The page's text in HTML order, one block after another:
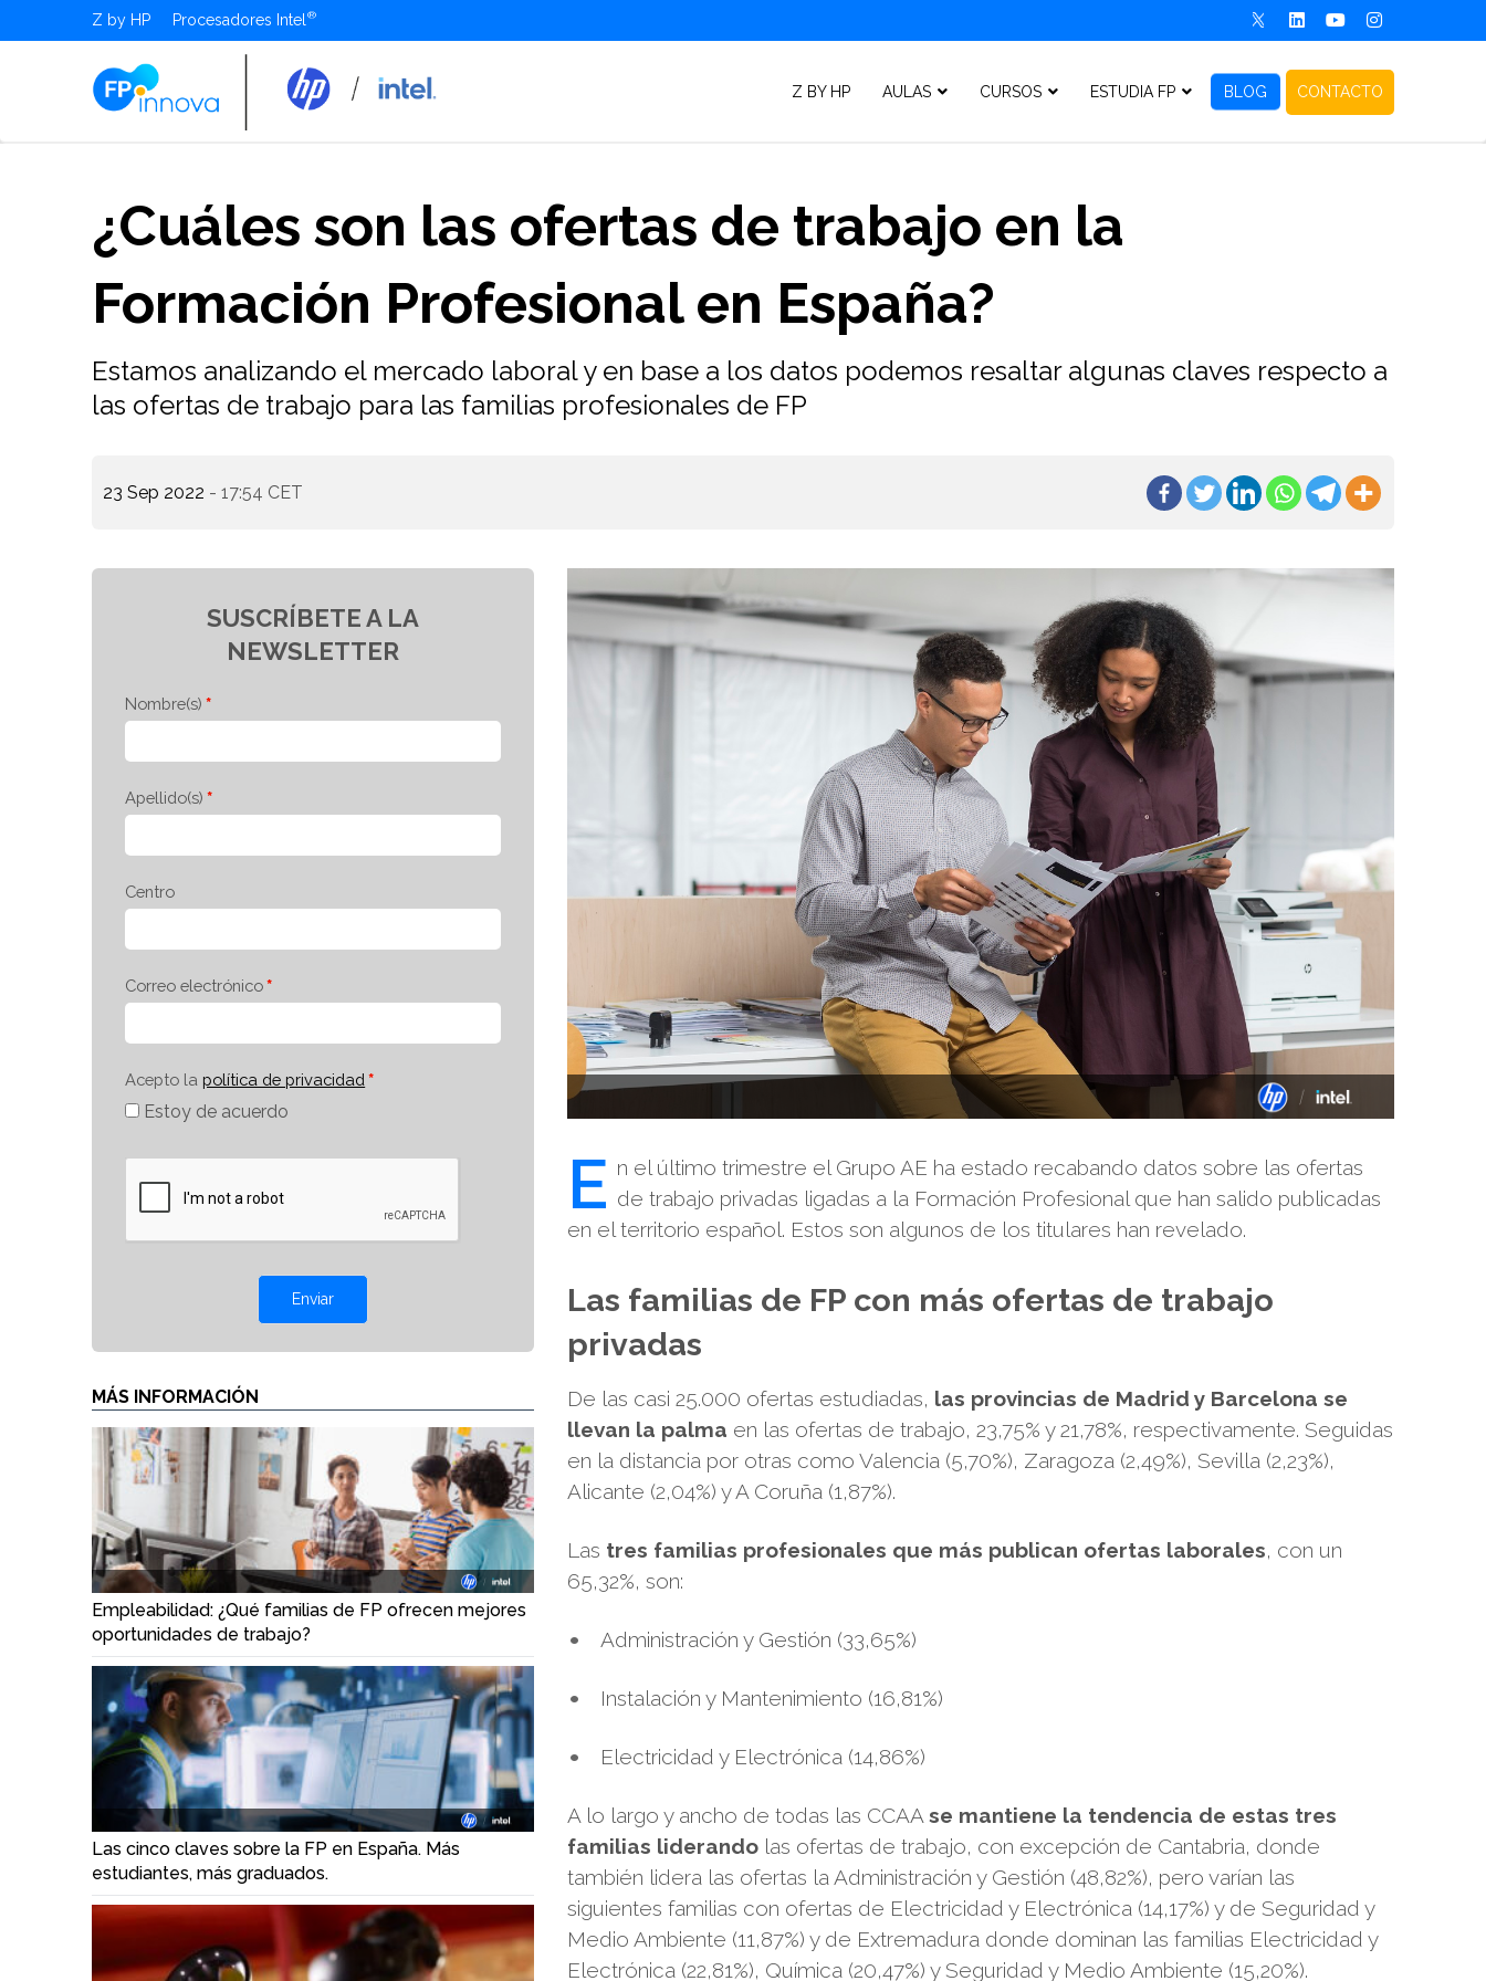
Z by HP Procesadores Intel
Z BY HP AULAS CURSOS ESTUDIA FP BLOG CONTACTO
¿Cuáles son las ofertas de trabajo en la
Formación Profesional en España?
Estamos analizando el mercado laboral y en base a los datos podemos resaltar algunas claves respecto a
las ofertas de trabajo para las familias profesionales de FP
23 Sep 2022 - 17:54 CET
SUSCRÍBETE A LA
NEWSLETTER
Nombre(s)
Apellido(s)
Centro
Correo electrónico
Acepto la política de privacidad
Estoy de acuerdo
Enviar
MÁS INFORMACIÓN
Empleabilidad: ¿Qué familias de FP ofrecen mejores
oportunidades de trabajo?
Las cinco claves sobre la FP en España. Más
estudiantes, más graduados.
E n el último trimestre el Grupo AE ha estado recabando datos sobre las ofertas
de trabajo privadas ligadas a la Formación Profesional que han salido publicadas
en el territorio español. Estos son algunos de los titulares han revelado.
Las familias de FP con más ofertas de trabajo
privadas
De las casi 25.000 ofertas estudiadas, las provincias de Madrid y Barcelona se
llevan la palma en las ofertas de trabajo, 23,75% y 21,78%, respectivamente. Seguidas
en la distancia por otras como Valencia (5,70%), Zaragoza (2,49%), Sevilla (2,23%),
Alicante (2,04%) y A Coruña (1,87%).
Las tres familias profesionales que más publican ofertas laborales, con un
65,32%, son:
Administración y Gestión (33,65%)
Instalación y Mantenimiento (16,81%)
Electricidad y Electrónica (14,86%)
A lo largo y ancho de todas las CCAAse mantiene la tendencia de estas tres
familias liderando las ofertas de trabajo, con excepción de Cantabria, donde
también lidera las ofertas la Administración y Gestión (48,82%), pero varían las
siguientes familias con ofertas de Electricidad y Electrónica (14,17%) y de Seguridad y
Medio Ambiente (11,87%) y de Extremadura donde dominan las familias Electricidad y
Electrónica (22,81%), Química (20,47%) y Seguridad y Medio Ambiente (15,20%).